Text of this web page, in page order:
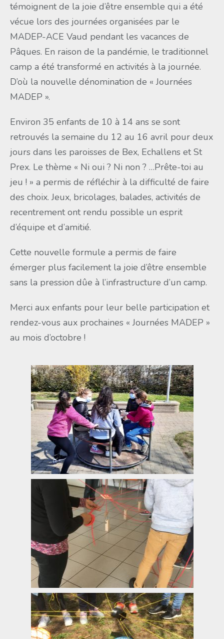
témoignent de la joie d’être ensemble qui a été
vécue lors des journées organisées par le
MADEP-ACE Vaud pendant les vacances de
Pâques. En raison de la pandémie, le traditionnel
camp a été transformé en activités à la journée.
D’où la nouvelle dénomination de « Journées
MADEP ».
Environ 35 enfants de 10 à 14 ans se sont
retrouvés la semaine du 12 au 16 avril pour deux
jours dans les paroisses de Bex, Echallens et St
Prex. Le thème « Ni oui ? Ni non ? …Prête-toi au
jeu ! » a permis de réfléchir à la difficulté de faire
des choix. Jeux, bricolages, balades, activités de
recentrement ont rendu possible un esprit
d’équipe et d’amitié.
Cette nouvelle formule a permis de faire
émerger plus facilement la joie d’être ensemble
sans la pression dûe à l’infrastructure d’un camp.
Merci aux enfants pour leur belle participation et
rendez-vous aux prochaines « Journées MADEP »
au mois d’octobre !